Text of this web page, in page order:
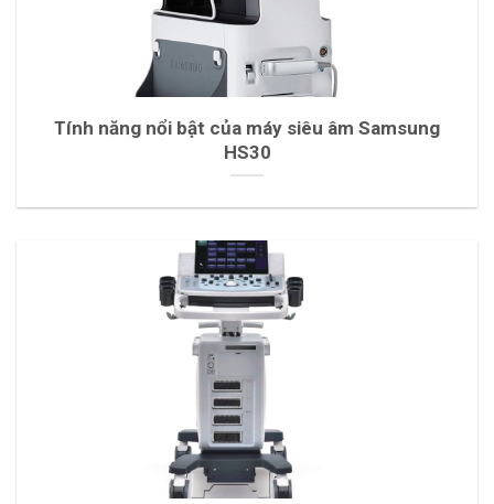
Tính năng nổi bật của máy siêu âm Samsung
HS30